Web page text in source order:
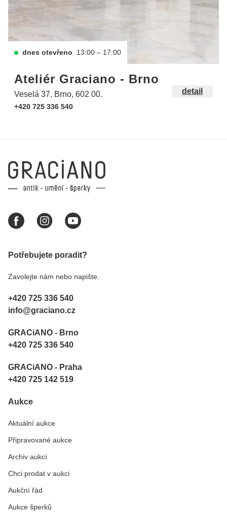
dnes otevřeno 13:00 – 17:00
Ateliér Graciano - Brno
Veselá 37, Brno, 602 00.
+420 725 336 540
detail
Potřebujete poradit?
Zavolejte nám nebo napište.
+420 725 336 540
info@graciano.cz
GRACiANO - Brno
+420 725 336 540
GRACiANO - Praha
+420 725 142 519
Aukce
Aktuální aukce
Připravované aukce
Archiv aukcí
Chci prodat v aukci
Aukční řád
Aukce šperků